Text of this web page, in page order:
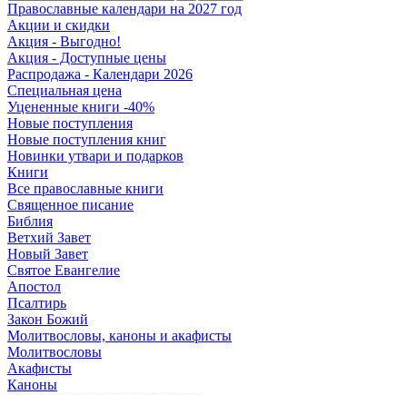
Православные календари на 2027 год
Акции и скидки
Акция - Выгодно!
Акция - Доступные цены
Распродажа - Календари 2026
Специальная цена
Уцененные книги -40%
Новые поступления
Новые поступления книг
Новинки утвари и подарков
Книги
Все православные книги
Священное писание
Библия
Ветхий Завет
Новый Завет
Святое Евангелие
Апостол
Псалтирь
Закон Божий
Молитвословы, каноны и акафисты
Молитвословы
Акафисты
Каноны